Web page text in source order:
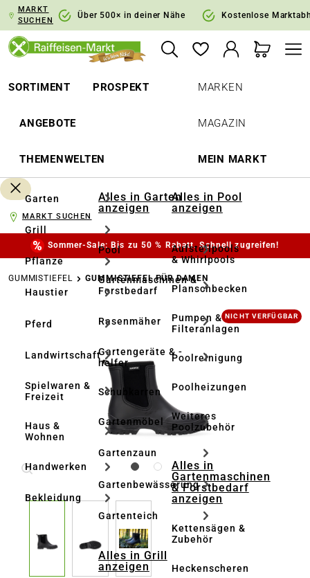
Zur Hauptnavigation springen
MARKT
SUCHEN
Über 500× in deiner Nähe Kostenlose
SORTIMENT PROSPEKT
ANGEBOTE
THEMENWELTEN
MARKEN
MAGAZIN
MEIN MARKT
Garten
Grill
Pflanze
Haustier
Pferd
Landwirtschaft
Spielwaren &
Freizeit
Haus &
Wohnen
Handwerken
Bekleidung
Alles in Garten
anzeigen
Pool
Gartenmaschinen &
Forstbedarf
Rasenmäher
Gartengeräte & -
helfer
Schubkarren
Gartenmöbel
Gartenzaun
Gartenbewässerung
Gartenteich
Alles in Grill
anzeigen
Alles in Pool
anzeigen
Aufstellpools
& Whirlpools
Planschbecken
Pumpen &
Filteranlagen
Poolreinigung
Poolheizungen
Weiteres
Poolzubehör
Alles in
Gartenmaschinen
& Forstbedarf
anzeigen
Kettensägen &
Zubehör
Heckenscheren
MARKT SUCHEN
Sommer-Sale: Bis zu 50 % Rabatt. Schnell zugreifen!
GUMMISTIEFEL GUMMISTIEFEL FÜR DAMEN
Bildergalerie überspringen NICHT VERFÜGBAR